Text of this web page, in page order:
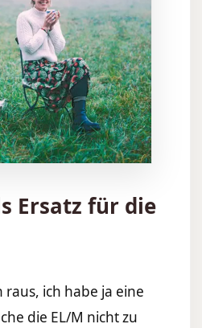
Ersatz für die
raus, ich habe ja eine
die EL/M nicht zu